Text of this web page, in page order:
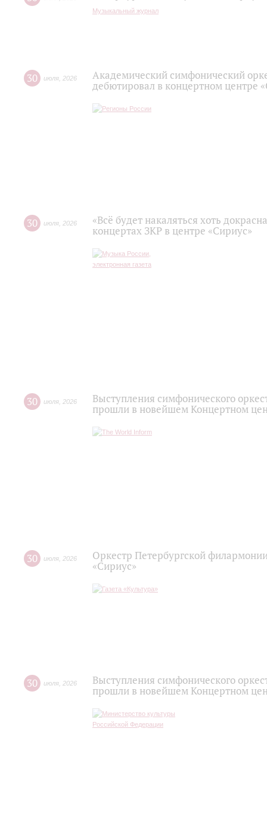
Музыкальный журнал
30 июля 2026
Академический симфонический
дебютировал в концертном центре
30 июля 2026
«Всё будет накаляться хоть
концертах ЗКР в центре «Сириус»
30 июля 2026
Выступления симфонического
прошли в новейшем Концертном
30 июля 2026
Оркестр Петербургской
«Сириус»
30 июля 2026
Выступления симфонического
прошли в новейшем Концертном